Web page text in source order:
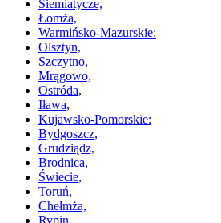
Siemiatycze,
Łomża,
Warmińsko-Mazurskie:
Olsztyn,
Szczytno,
Mrągowo,
Ostróda,
Iława,
Kujawsko-Pomorskie:
Bydgoszcz,
Grudziądz,
Brodnica,
Świecie,
Toruń,
Chełmża,
Rypin,